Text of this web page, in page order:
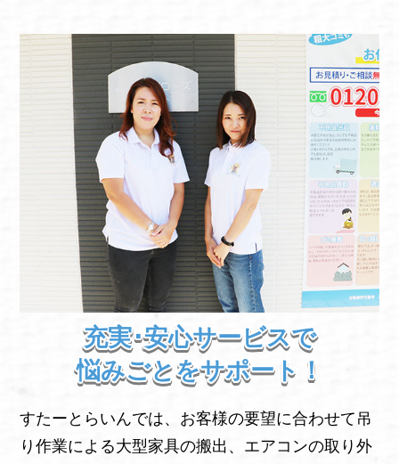
充実･安心サービスで
悩みごとをサポート！
すたーとらいんでは、お客様の要望に合わせて吊
り作業による大型家具の搬出、エアコンの取り外